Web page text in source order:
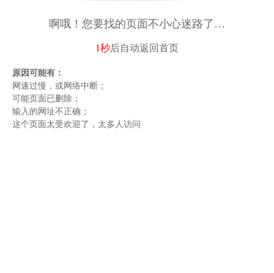
啊哦！您要找的页面不小心迷路了…
1秒后自动返回首页
原因可能有：
网速过慢，或网络中断；
可能页面已删除；
输入的网址不正确；
这个页面太受欢迎了，太多人访问